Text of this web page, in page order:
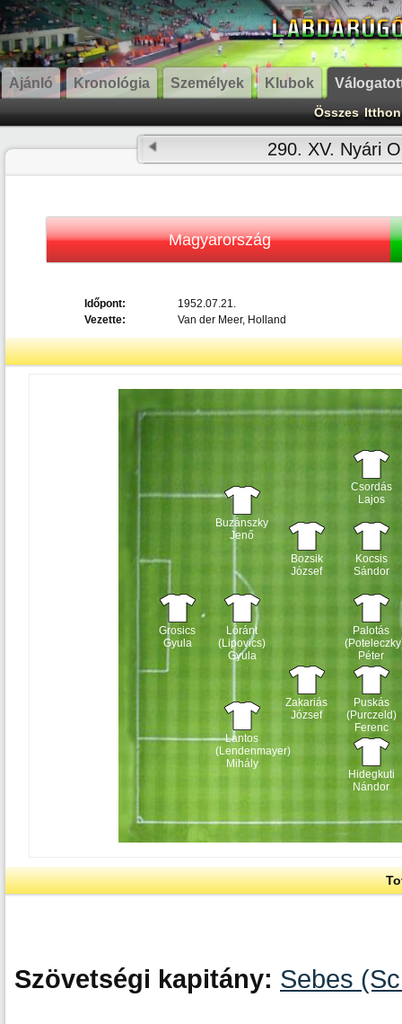
Ajánló Kronológia Személyek Klubok
Összes Itthon
290. XV. Nyári
Magyarország
Időpont:
1952.07.21.
Vezette:
Van der Meer, Holland
Grosics
Gyula
Buzánszky
Jenő
Lóránt
(Lipovics)
Gyula
Lantos
(Lendenmayer)
Mihály
Bozsik
József
Zakariás
József
Csordás
Lajos
Kocsis
Sándor
Palotás
Péter
Puskás
(Purczeld)
Ferenc
Hidegkuti
Nándor
Szövetségi kapitány: Sebes